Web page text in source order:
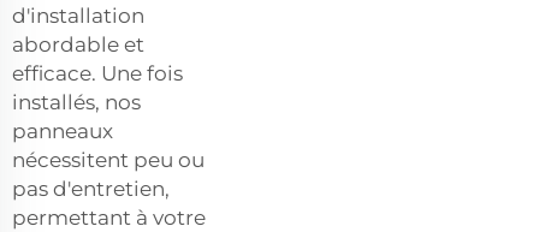
d'installation
abordable et
efficace. Une fois
installés, nos
panneaux
nécessitent peu ou
pas d'entretien,
permettant à votre